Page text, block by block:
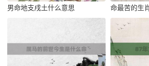
男命地支戌土什么意思 命最苦的生